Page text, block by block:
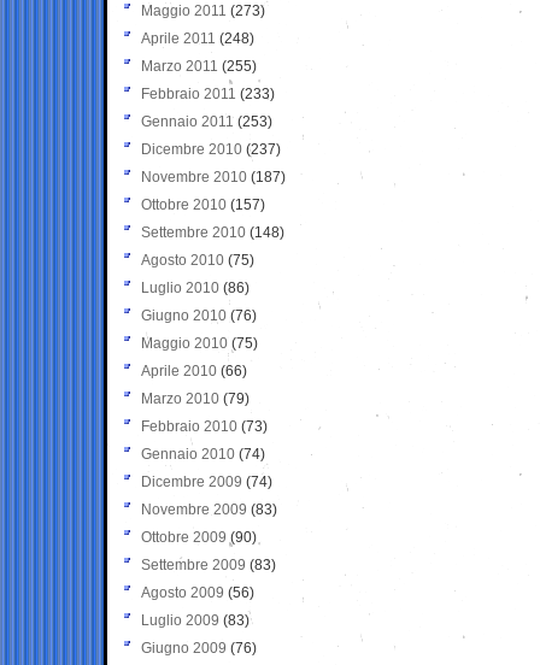
Maggio 2011 (273)
Aprile 2011 (248)
Marzo 2011 (255)
Febbraio 2011 (233)
Gennaio 2011 (253)
Dicembre 2010 (237)
Novembre 2010 (187)
Ottobre 2010 (157)
Settembre 2010 (148)
Agosto 2010 (75)
Luglio 2010 (86)
Giugno 2010 (76)
Maggio 2010 (75)
Aprile 2010 (66)
Marzo 2010 (79)
Febbraio 2010 (73)
Gennaio 2010 (74)
Dicembre 2009 (74)
Novembre 2009 (83)
Ottobre 2009 (90)
Settembre 2009 (83)
Agosto 2009 (56)
Luglio 2009 (83)
Giugno 2009 (76)